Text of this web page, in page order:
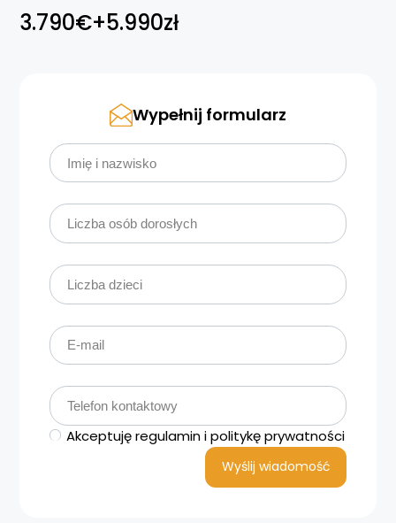
3.790€+5.990zł
Wypełnij formularz
Akceptuję regulamin i politykę prywatności